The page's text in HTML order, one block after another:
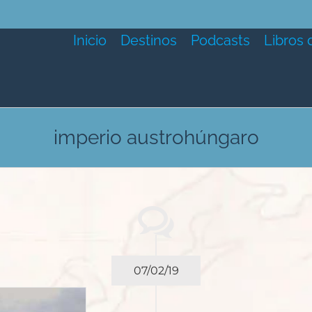
Inicio Destinos Podcasts Libros
imperio austrohúngaro
07/02/19